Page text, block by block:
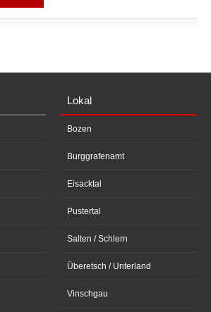
Lokal
Bozen
Burggrafenamt
Eisacktal
Pustertal
Salten / Schlern
Überetsch / Unterland
Vinschgau